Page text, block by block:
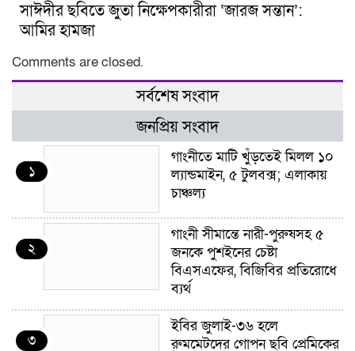
সাঈদীর ছবিতে জুতা নিক্ষেপকারীরা ‘জারজ সন্তান’:
আমির হামজা
Comments are closed.
সর্বশেষ সংবাদ
জনপ্রিয় সংবাদ
১
গাংনীতে মাটি খুঁড়তেই মিলল ১০
ল্যান্ডমাইন, ৫ টুলবক্স; এলাকায়
চাঞ্চল্য
২
গাংনী সীমান্তে নারী-পুরুষসহ ৫
জনকে পুশইনের চেষ্টা
বিএসএফের, বিজিবির প্রতিরোধে
ব্যর্থ
৩
ইবির জুলাই-৩৬ হলে
রুমমেটদের গোপন ছবি প্রেমিকের